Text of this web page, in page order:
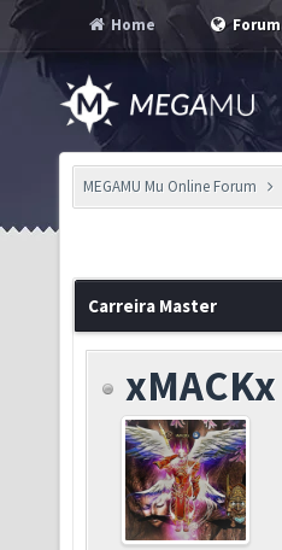
Home Forum
MEGAMU Mu Online Forum
Carreira Master
xMACKx